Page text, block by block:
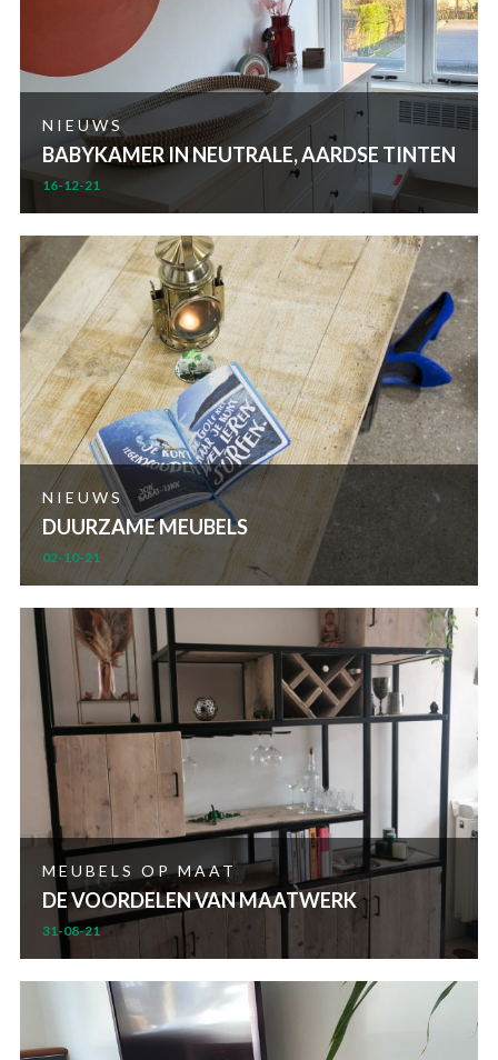
NIEUWS
BABYKAMER IN NEUTRALE, AARDSE TINTEN
16-12-21
NIEUWS
DUURZAME MEUBELS
02-10-21
MEUBELS OP MAAT
DE VOORDELEN VAN MAATWERK
31-08-21